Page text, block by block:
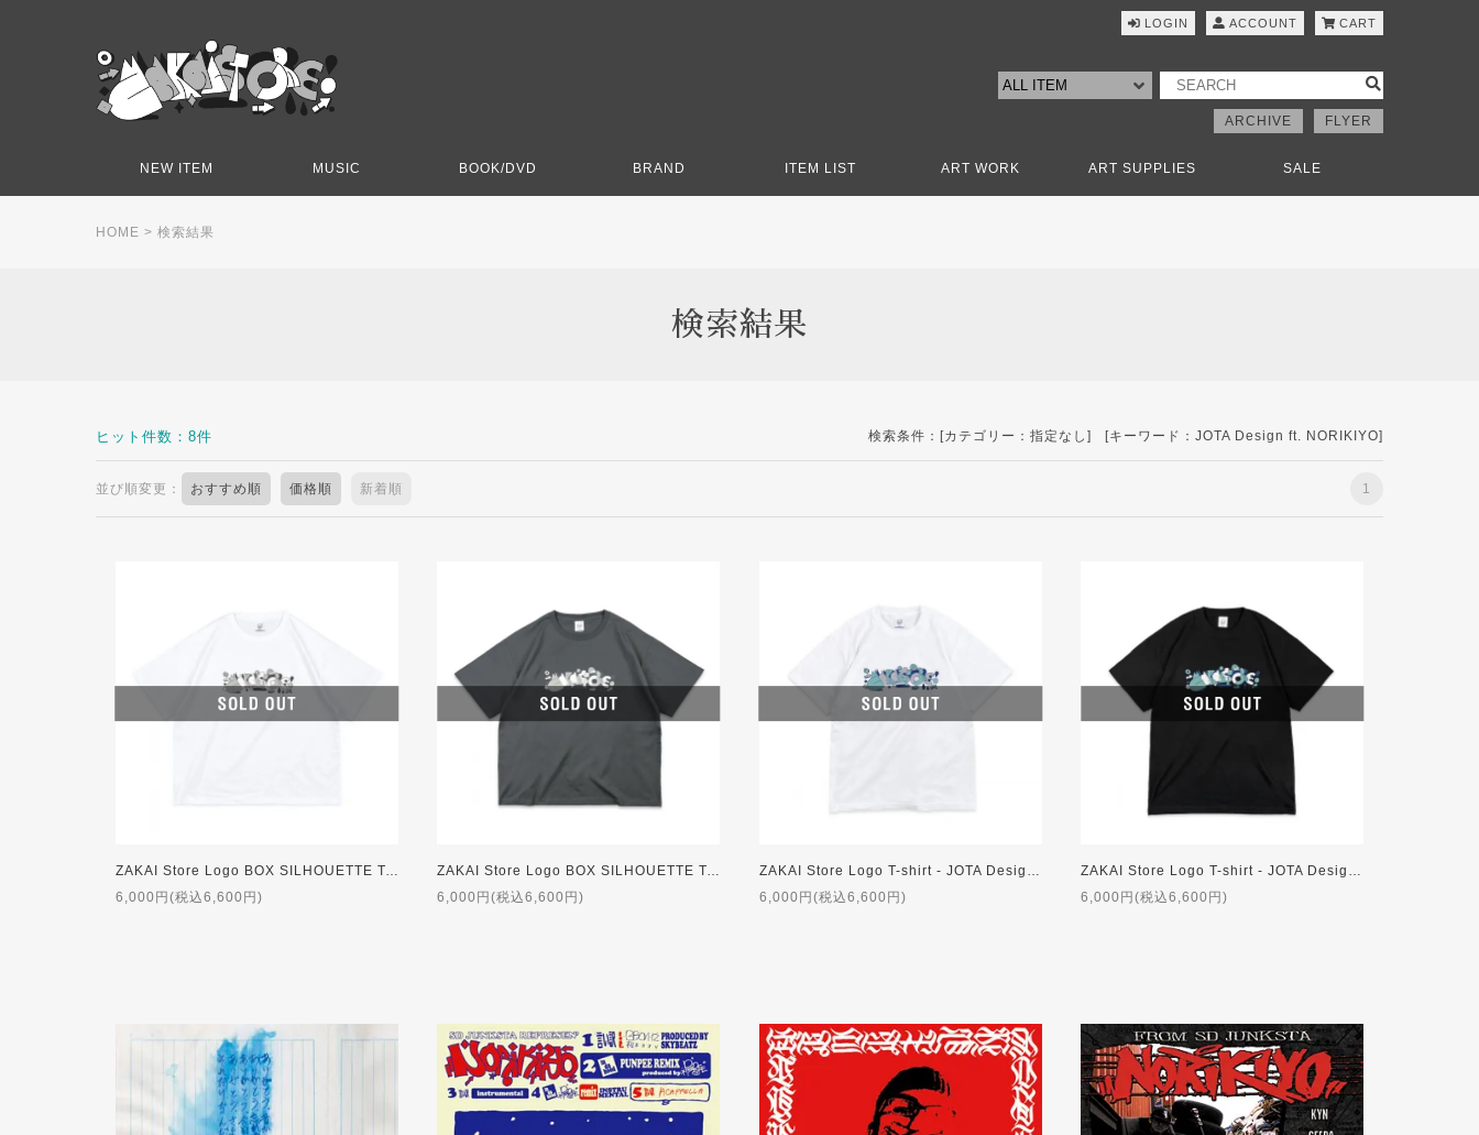
LOGIN ACCOUNT CART
ARCHIVE FLYER
NEW ITEM MUSIC BOOK/DVD BRAND ITEM LIST ART WORK ART SUPPLIES SALE
HOME > 検索結果
検索結果
ヒット件数：8件 検索条件：[カテゴリー：指定なし] [キーワード：JOTA Design ft. NORIKIYO]
並び順変更： おすすめ順 価格順 新着順 1
ZAKAI Store Logo BOX SILHOUETTE T-shirt - JOTA Design ft. NORIKIYO [WHITE]
6,000円(税込6,600円)
ZAKAI Store Logo BOX SILHOUETTE T-shirt - JOTA Design ft. NORIKIYO [GREY]
6,000円(税込6,600円)
ZAKAI Store Logo T-shirt - JOTA Design ft. NORIKIYO [WHITE]
6,000円(税込6,600円)
ZAKAI Store Logo T-shirt - JOTA Design ft. NORIKIYO [BLACK]
6,000円(税込6,600円)